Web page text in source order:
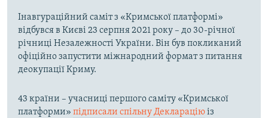
Інавгураційний саміт з «Кримської платформі»
відбувся в Києві 23 серпня 2021 року – до 30-річної
річниці Незалежності України. Він був покликаний
офіційно запустити міжнародний формат з питання
деокупації Криму.
43 країни – учасниці першого саміту «Кримської
платформи» підписали спільну Деклараціюіз